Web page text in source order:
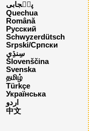
پن٘جابی
Quechua
Română
Русский
Schwyzerdütsch
Srpski/Српски
Slovenščina
Svenska
தமிழ்
Türkçe
Українська
اردو
中文